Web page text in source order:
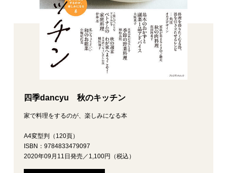
四季dancyu 秋のキッチン
家で料理をするのが、楽しみになる本
A4変型判（120頁）
ISBN：9784833479097
2020年09月11日発売／1,100円（税込）